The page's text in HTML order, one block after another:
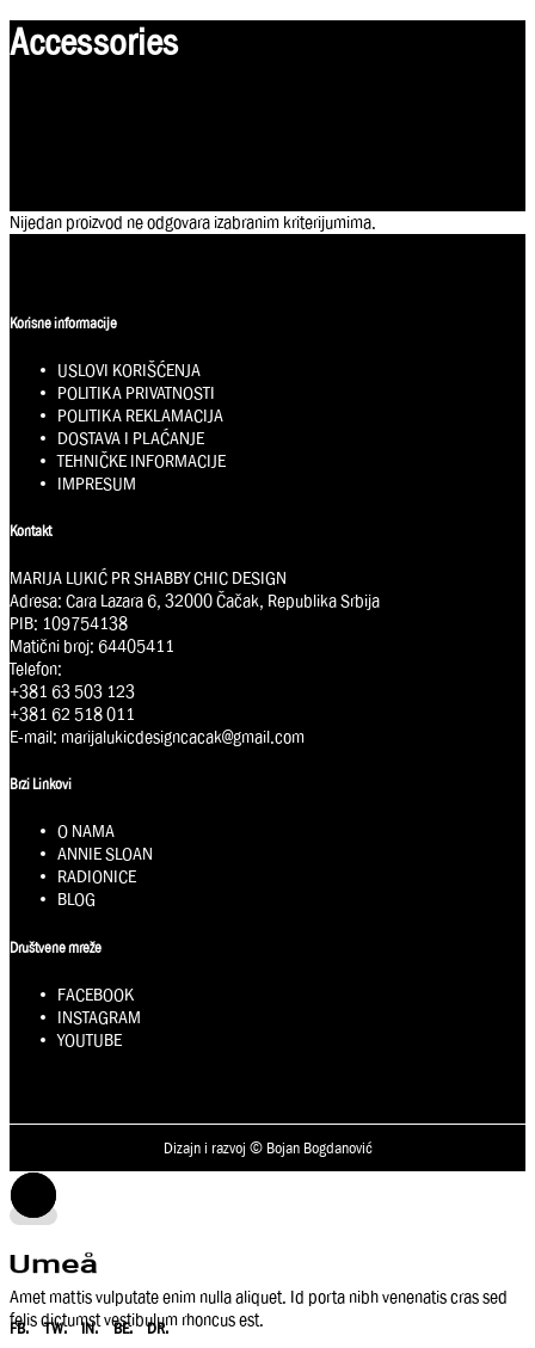
Accessories
Nijedan proizvod ne odgovara izabranim kriterijumima.
Korisne informacije
USLOVI KORIŠĆENJA
POLITIKA PRIVATNOSTI
POLITIKA REKLAMACIJA
DOSTAVA I PLAĆANJE
TEHNIČKE INFORMACIJE
IMPRESUM
Kontakt
MARIJA LUKIĆ PR SHABBY CHIC DESIGN
Adresa: Cara Lazara 6, 32000 Čačak, Republika Srbija
PIB: 109754138
Matični broj: 64405411
Telefon:
+381 63 503 123
+381 62 518 011
E-mail: marijalukicdesigncacak@gmail.com
Brzi Linkovi
O NAMA
ANNIE SLOAN
RADIONICE
BLOG
Društvene mreže
FACEBOOK
INSTAGRAM
YOUTUBE
Dizajn i razvoj © Bojan Bogdanović
Amet mattis vulputate enim nulla aliquet. Id porta nibh venenatis cras sed
felis dictumst vestibulum rhoncus est.
FB. TW. IN. BE. DR.